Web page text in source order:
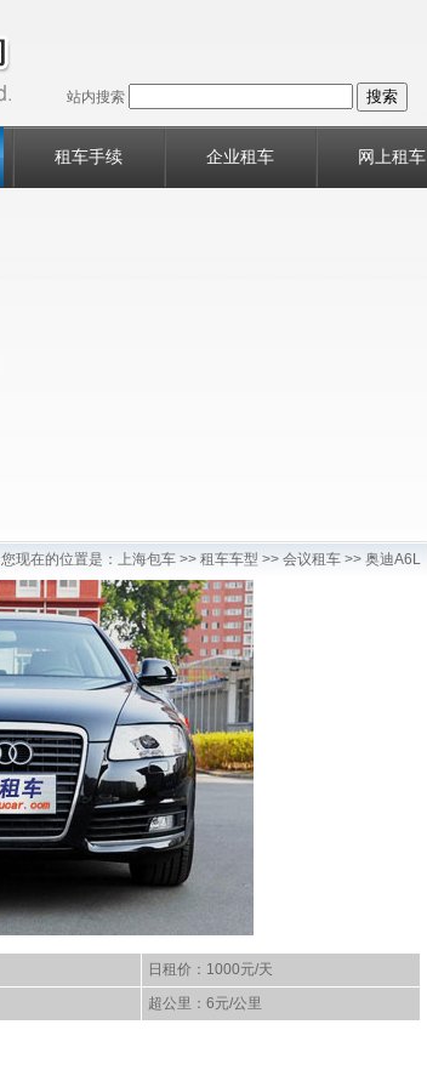
站内搜索
租车手续 企业租车 网上租车
您现在的位置是： 上海包车>> 租车车型 >> 会议租车 >> 奥迪A6L
日租价：1000元/天
超公里：6元/公里